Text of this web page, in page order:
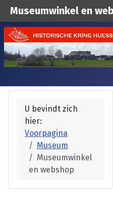
U bevindt zich
hier:
Voorpagina
Museum
Museumwinkel
en webshop
Museumwinkel en